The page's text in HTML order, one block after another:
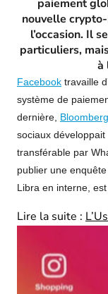
paiement
nouvelle
l’occasion. Il
particuliers,
à
Facebook travaille
système de
dernière,
sociaux
transférable par
publier une
Libra en interne,
Lire la suite :